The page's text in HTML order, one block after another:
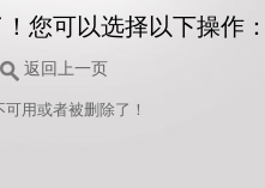
您可以选择以下操作
返回上一页
用或者被删除了！